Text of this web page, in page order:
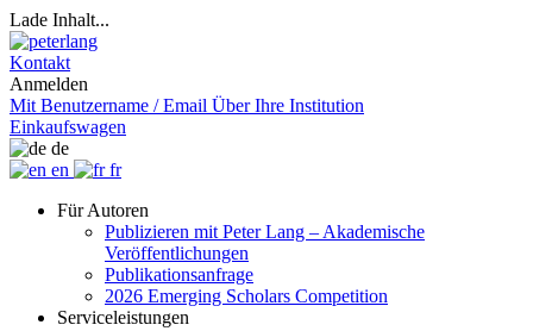
Lade Inhalt...
Kontakt
Anmelden
Mit Benutzername / Email Über Ihre Institution
Einkaufswagen
de
en
fr
Für Autoren
Publizieren mit Peter Lang – Akademische
Veröffentlichungen
Publikationsanfrage
2026 Emerging Scholars Competition
Serviceleistungen